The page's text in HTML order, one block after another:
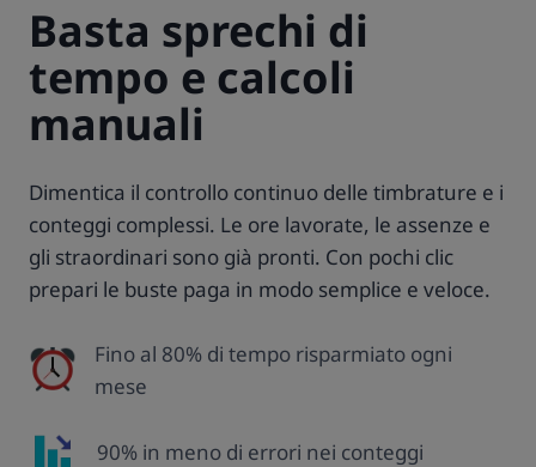
Basta sprechi di
tempo e calcoli
manuali
Dimentica il controllo continuo delle timbrature e i
conteggi complessi. Le ore lavorate, le assenze e
gli straordinari sono già pronti. Con pochi clic
prepari le buste paga in modo semplice e veloce.
Fino al 80% di tempo risparmiato ogni
mese
90% in meno di errori nei conteggi